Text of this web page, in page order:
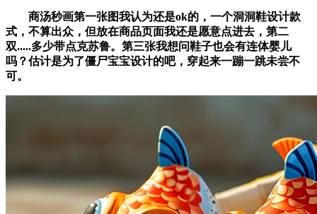
商汤秒画第一张图我认为还是ok的，一个洞洞鞋设计款
式，不算出众，但放在商品页面我还是愿意点进去，第二
双.....多少带点克苏鲁。第三张我想问鞋子也会有连体婴儿
吗？估计是为了僵尸宝宝设计的吧，穿起来一蹦一跳未尝不
可。